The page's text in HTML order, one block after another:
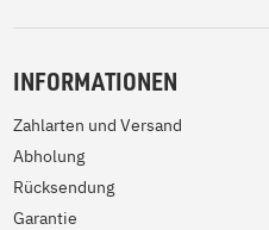
INFORMATIONEN
Zahlarten und Versand
Abholung
Rücksendung
Garantie